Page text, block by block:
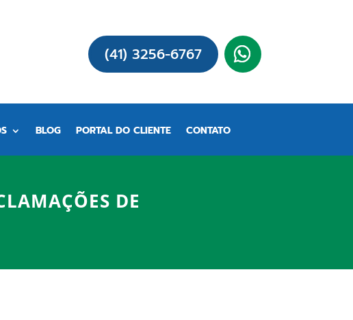
(41) 3256-6767
BLOG PORTAL DO CLIENTE CONTATO
DE